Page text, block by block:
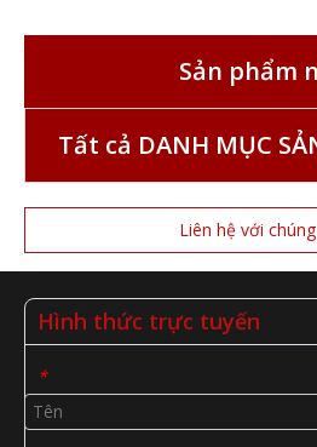
Sản phẩm
Tất cả DANH MỤC
Liên hệ với
Hình thức trực tuyến
*